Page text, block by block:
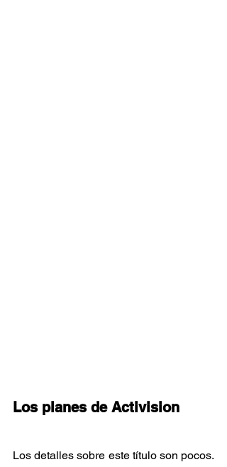
Los planes de Activision
Los detalles sobre este título son pocos.